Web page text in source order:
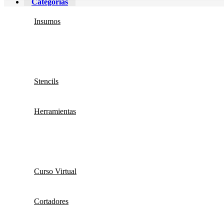
Insumos
Stencils
Herramientas
Curso Virtual
Cortadores